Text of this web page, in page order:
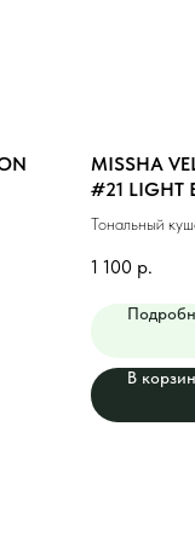
MISSHA
#21 LIGHT
Тональный
1 100 р.
В